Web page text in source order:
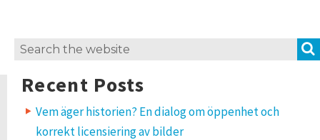
Search
Recent Posts
Vem äger historien? En dialog om öppenhet och
korrekt licensiering av bilder